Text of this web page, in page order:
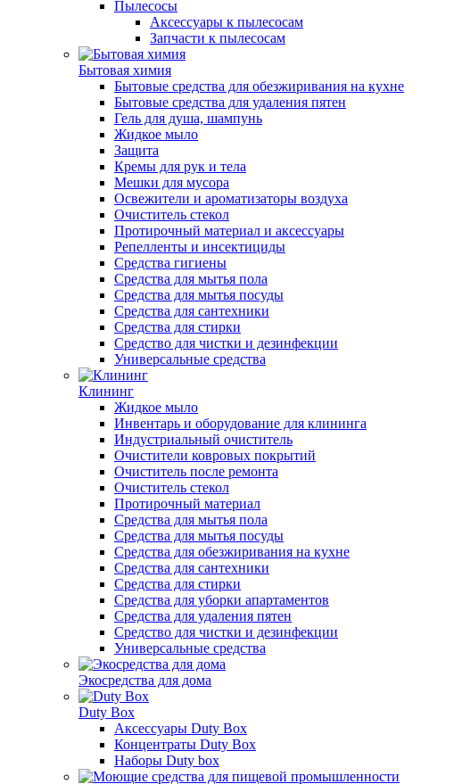
Пылесосы
Аксессуары к пылесосам
Запчасти к пылесосам
Бытовая химия
Бытовые средства для обезжиривания на кухне
Бытовые средства для удаления пятен
Гель для душа, шампунь
Жидкое мыло
Защита
Кремы для рук и тела
Мешки для мусора
Освежители и ароматизаторы воздуха
Очиститель стекол
Протирочный материал и аксессуары
Репелленты и инсектициды
Средства гигиены
Средства для мытья пола
Средства для мытья посуды
Средства для сантехники
Средства для стирки
Средство для чистки и дезинфекции
Универсальные средства
Клининг
Жидкое мыло
Инвентарь и оборудование для клининга
Индустриальный очиститель
Очистители ковровых покрытий
Очиститель после ремонта
Очиститель стекол
Протирочный материал
Средства для мытья пола
Средства для мытья посуды
Средства для обезжиривания на кухне
Средства для сантехники
Средства для стирки
Средства для уборки апартаментов
Средства для удаления пятен
Средство для чистки и дезинфекции
Универсальные средства
Экосредства для дома
Duty Box
Аксессуары Duty Box
Концентраты Duty Box
Наборы Duty box